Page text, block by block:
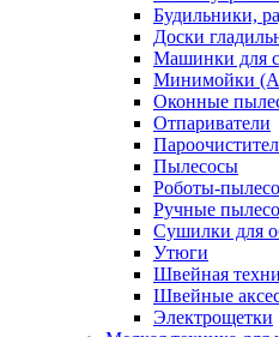
Будильники,
Доски
Машинки для
Минимойки
Оконные
Отпариватели
Пылесосы
Роботы-
Ручные
Сушилки для
Утюги
Швейная
Швейные
Электрощетки